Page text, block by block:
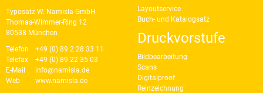
Layoutservice
Buch- und Katalogsatz
Druckvorstufe
Bildbearbeitung
Scans
Digitalproof
Reinzeichnung
Typosatz W. Namisla GmbH
Thomas-Wimmer-Ring 12
80538 München
Telefon
+49 (0) 89 2 28 33 11
Telefax
+49 (0) 89 22 35 03
E-Mail
info@namisla.de
Web
www.namisla.de